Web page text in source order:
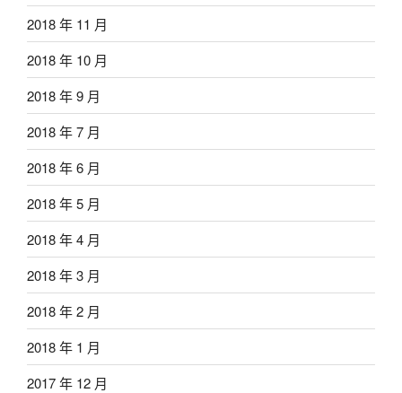
2018 年 11 月
2018 年 10 月
2018 年 9 月
2018 年 7 月
2018 年 6 月
2018 年 5 月
2018 年 4 月
2018 年 3 月
2018 年 2 月
2018 年 1 月
2017 年 12 月